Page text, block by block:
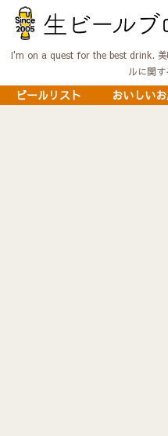
I'm on a quest for the best drink.
ルに関
ビールリスト おいしい